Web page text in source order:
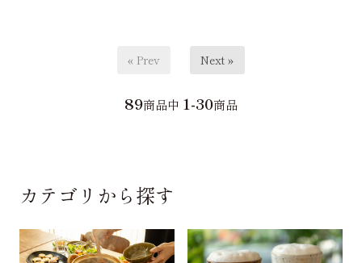
« Prev Next »
89商品中 1-30商品
カテゴリから探す